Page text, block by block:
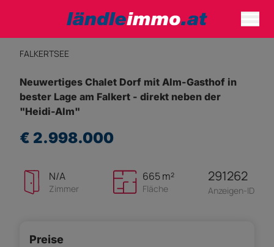
FALKERTSEE
Neuwertiges Chalet Dorf mit Alm-Gasthof in
bester Lage am Falkert - direkt neben der
"Heidi-Alm"
€ 2.998.000
N/A
Zimmer
665 m²
Fläche
291262
Anzeigen-ID
Preise